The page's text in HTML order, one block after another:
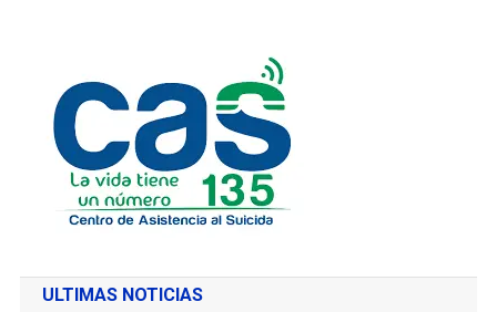
ULTIMAS NOTICIAS